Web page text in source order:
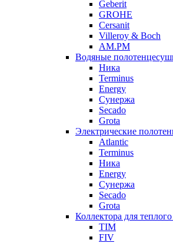
Geberit
GROHE
Cersanit
Villeroy & Boch
AM.PM
Водяные
Ника
Terminus
Energy
Сунержа
Secado
Grota
Электрические
Atlantic
Terminus
Ника
Energy
Сунержа
Secado
Grota
Коллектора для
TIM
FIV